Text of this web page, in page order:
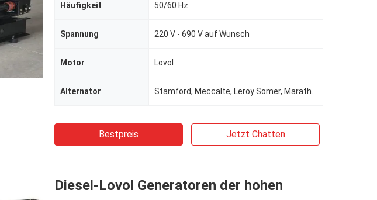
Häufigkeit 50/60 Hz
Spannung 220 V - 690 V auf Wunsch
Motor Lovol
Alternator
Bestpreis Jetzt Chatten
Diesel-Lovol Generatoren der hohen